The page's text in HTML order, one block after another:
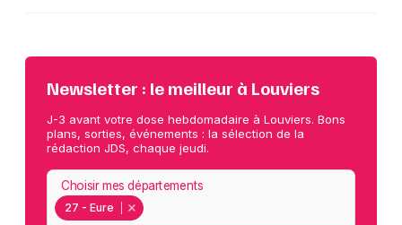
Newsletter : le meilleur à Louviers
J-3 avant votre dose hebdomadaire à Louviers. Bons
plans, sorties, événements : la sélection de la
rédaction JDS, chaque jeudi.
27 - Eure
Choisir mes départements